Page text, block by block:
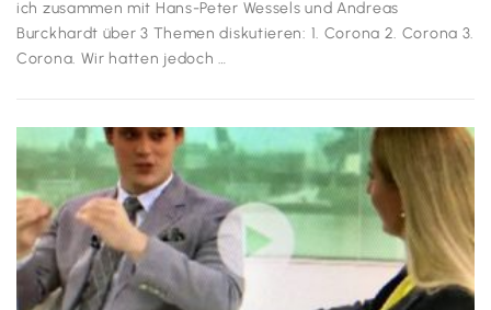
ich zusammen mit Hans-Peter Wessels und Andreas
Burckhardt über 3 Themen diskutieren: 1. Corona 2. Corona 3.
Corona. Wir hatten jedoch …